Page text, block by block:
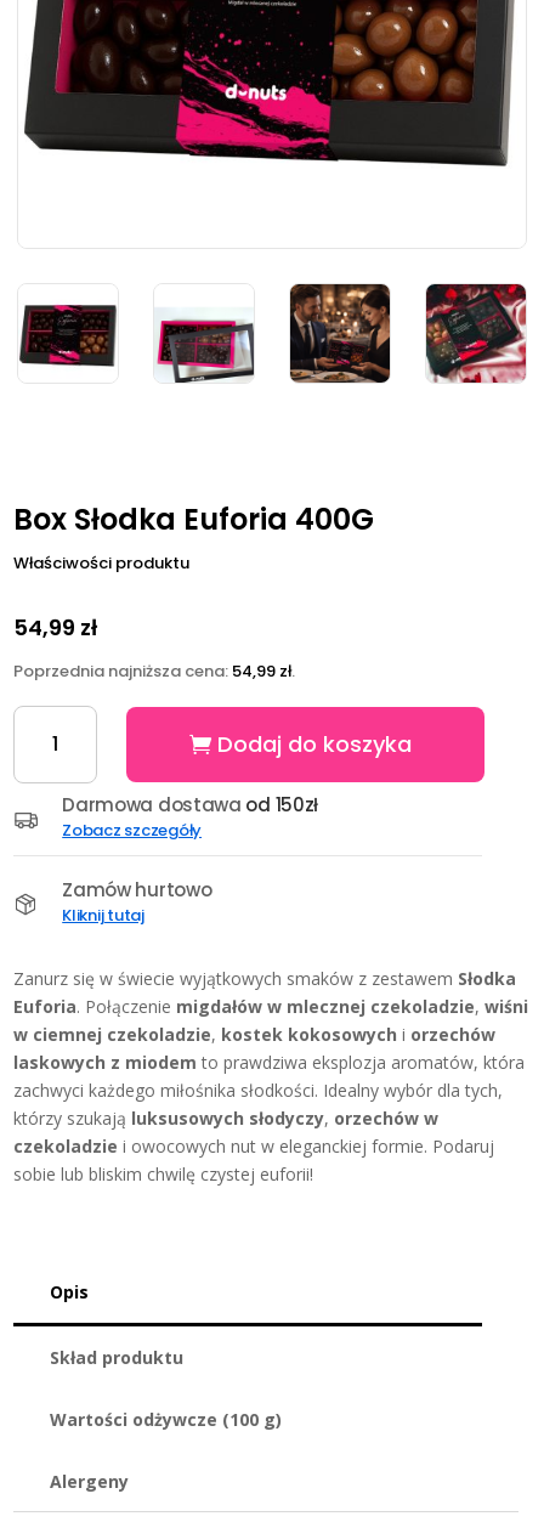
Box Słodka Euforia 400G
Właściwości produktu
54,99 zł
Poprzednia najniższa cena: 54,99 zł.
ilość
Słodka
Euforia
400G
Dodaj do koszyka
Darmowa dostawa od 150zł
Zobacz szczegóły
Zamów hurtowo
Kliknij tutaj
Zanurz się w świecie wyjątkowych smaków z zestawem Słodka
Euforia. Połączenie migdałów w mlecznej czekoladzie,wiśni
w ciemnej czekoladzie, kostek kokosowych i orzechów
laskowych z miodem to prawdziwa eksplozja aromatów, która
zachwyci każdego miłośnika słodkości. Idealny wybór dla tych,
którzy szukają luksusowych słodyczy, orzechów w
czekoladzie i owocowych nut w eleganckiej formie. Podaruj
sobie lub bliskim chwilę czystej euforii!
Opis
Skład produktu
Wartości odżywcze (100 g)
Alergeny